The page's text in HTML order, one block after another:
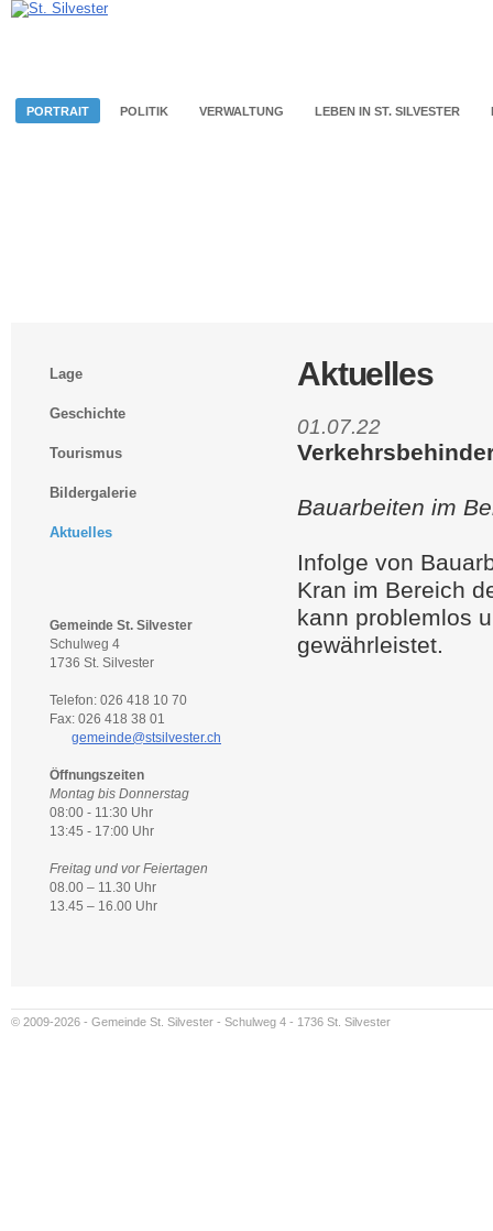
PORTRAIT POLITIK VERWALTUNG LEBEN IN ST. SILVESTER
Lage
Geschichte
Tourismus
Bildergalerie
Aktuelles
Gemeinde St. Silvester
Schulweg 4
1736 St. Silvester
Telefon: 026 418 10 70
Fax: 026 418 38 01
gemeinde@stsilvester.ch
Öffnungszeiten
Montag bis Donnerstag
08:00 - 11:30 Uhr
13:45 - 17:00 Uhr
Freitag und vor Feiertagen
08.00 – 11.30 Uhr
13.45 – 16.00 Uhr
Aktuelles
01.07.22
Bauarbeiten im
Infolge von
Kran im Bereich
kann problemlos
gewährleistet.
© 2009-2026 - Gemeinde St. Silvester - Schulweg 4 - 1736 St. Silvester